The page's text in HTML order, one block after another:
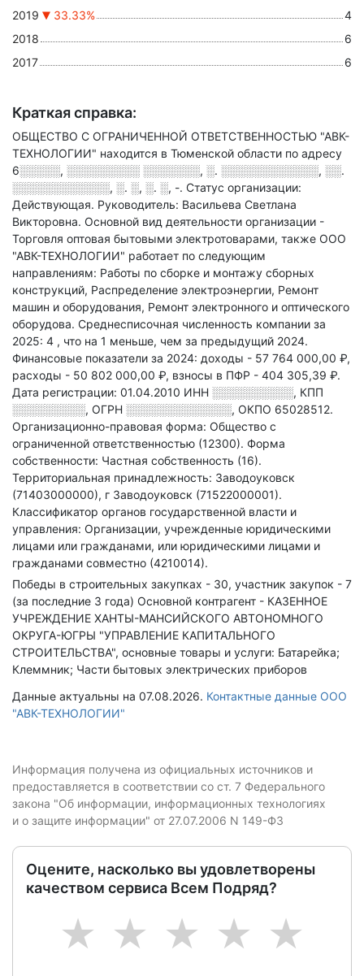
2019
33.33%
4
2018
6
2017
6
Краткая справка:
ОБЩЕСТВО С ОГРАНИЧЕННОЙ ОТВЕТСТВЕННОСТЬЮ "АВК-
ТЕХНОЛОГИИ" находится в Тюменской области по адресу
6░░░░░, ░░░░░░░░░ ░░░░░░░, ░. ░░░░░░░░░░░░, ░░.
░░░░░░░░░░░░, ░. ░, ░. ░, -. Статус организации:
Действующая. Руководитель: Васильева Светлана
Викторовна. Основной вид деятельности организации -
Торговля оптовая бытовыми электротоварами, также ООО
"АВК-ТЕХНОЛОГИИ" работает по следующим
направлениям: Работы по сборке и монтажу сборных
конструкций, Распределение электроэнергии, Ремонт
машин и оборудования, Ремонт электронного и оптического
оборудова. Среднесписочная численность компании за
2025: 4 , что на 1 меньше, чем за предыдущий 2024.
Финансовые показатели за 2024: доходы - 57 764 000,00 ₽,
расходы - 50 802 000,00 ₽, взносы в ПФР - 404 305,39 ₽.
Дата регистрации: 01.04.2010 ИНН ░░░░░░░░░░, КПП
░░░░░░░░░, ОГРН ░░░░░░░░░░░░░, ОКПО 65028512.
Организационно-правовая форма: Общество с
ограниченной ответственностью (12300). Форма
собственности: Частная собственность (16).
Территориальная принадлежность: Заводоуковск
(71403000000), г Заводоуковск (71522000001).
Классификатор органов государственной власти и
управления: Организации, учрежденные юридическими
лицами или гражданами, или юридическими лицами и
гражданами совместно (4210014).
Победы в строительных закупках - 30, участник закупок - 7
(за последние 3 года) Основной контрагент - КАЗЕННОЕ
УЧРЕЖДЕНИЕ ХАНТЫ-МАНСИЙСКОГО АВТОНОМНОГО
ОКРУГА-ЮГРЫ "УПРАВЛЕНИЕ КАПИТАЛЬНОГО
СТРОИТЕЛЬСТВА", основные товары и услуги: Батарейка;
Клеммник; Части бытовых электрических приборов
Данные актуальны на 07.08.2026. Контактные данные ООО
"АВК-ТЕХНОЛОГИИ"
Информация получена из официальных источников и
предоставляется в соответствии со ст. 7 Федерального
закона "Об информации, информационных технологиях
и о защите информации" от 27.07.2006 N 149-ФЗ
Оцените, насколько вы удовлетворены
качеством сервиса Всем Подряд?
5
4
3
2
1